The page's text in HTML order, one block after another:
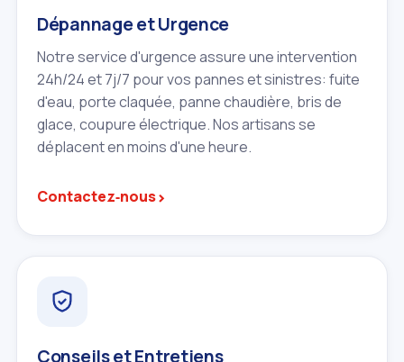
Dépannage et Urgence
Notre service d'urgence assure une intervention
24h/24 et 7j/7 pour vos pannes et sinistres: fuite
d'eau, porte claquée, panne chaudière, bris de
glace, coupure électrique. Nos artisans se
déplacent en moins d'une heure.
Contactez‑nous›
Conseils et Entretiens